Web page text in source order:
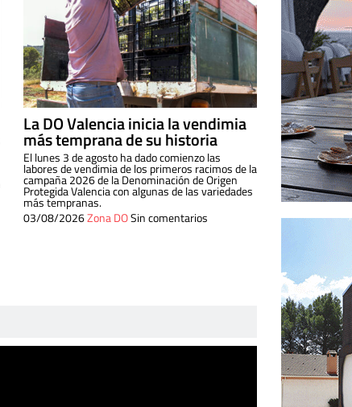
La DO Valencia inicia la vendimia
más temprana de su historia
El lunes 3 de agosto ha dado comienzo las
labores de vendimia de los primeros racimos de la
campaña 2026 de la Denominación de Origen
Protegida Valencia con algunas de las variedades
más tempranas.
03/08/2026Zona DOSin comentarios